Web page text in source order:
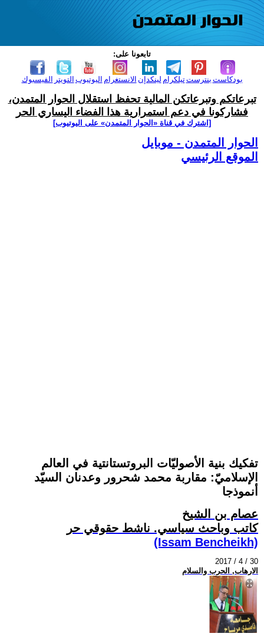
تابعونا على:
الفيسبوك التويتر اليوتيوب الانستغرام لينكدإن تيلكرامبنترست بودكاست
تبرعاتكم وتبرعاتكن المالية تحفظ استقلال الحوار المتمدن،
فشاركونا في دعم استمرارية هذا الفضاء اليساري الحر
[اشترك في قناة ‫«الحوار المتمدن» على اليوتيوب]
الحوار المتمدن - موبايل
الموقع الرئيسي
تفكيك بنية الأصوليّات البروتستانتية في العالم
الإسلاميّ: مقاربة محمد شحرور وعدنان السيّد
أنموذجا
عصام بن الشيخ
كاتب وباحث سياسي. ناشط حقوقي حر
(Issam Bencheikh)
2017 / 4 / 30
الارهاب, الحرب والسلام